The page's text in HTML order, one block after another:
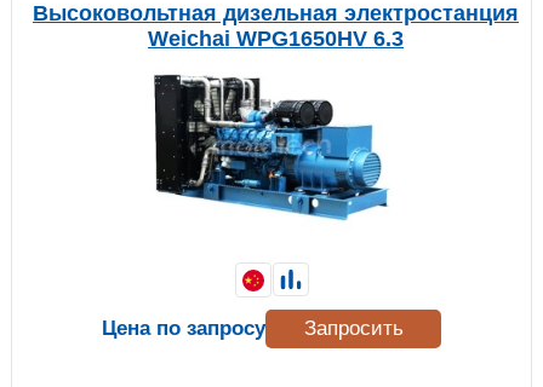
Высоковольтная дизельная электростанция
Weichai WPG1650HV 6.3
Цена по запросу Запросить